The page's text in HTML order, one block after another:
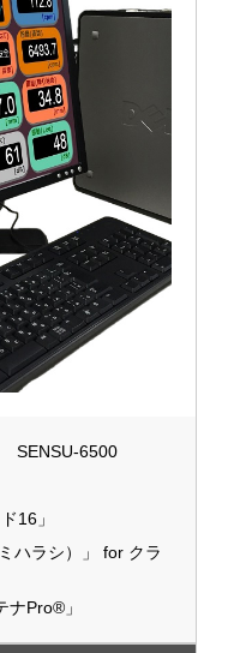
SENSU-6500
16」
ハラシ）」 for クラ
ナPro®」